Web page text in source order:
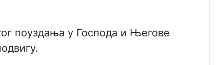
поуздања у Господа и Његове